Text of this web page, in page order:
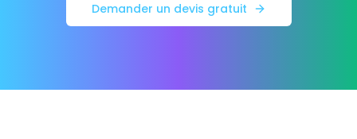
Demander un devis gratuit